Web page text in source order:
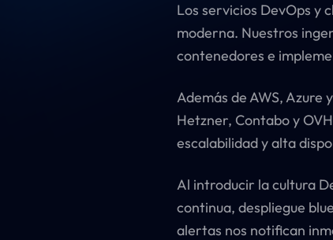
Los servicios DevOps y
moderna. Nuestros
contenedores e
Además de AWS,
Hetzner, Contabo y
escalabilidad y alta
Al introducir la cultura
continua, despliegue
alertas nos notifican